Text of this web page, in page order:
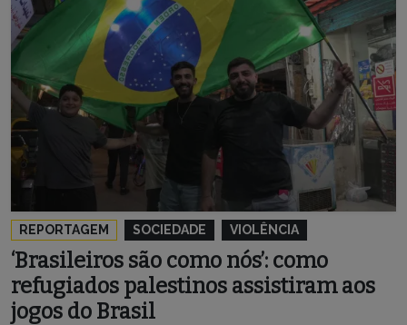
REPORTAGEM SOCIEDADE VIOLÊNCIA
‘Brasileiros são como nós’: como
refugiados palestinos assistiram aos
jogos do Brasil